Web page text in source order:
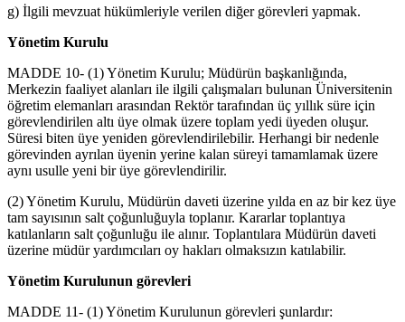
g) İlgili mevzuat hükümleriyle verilen diğer görevleri yapmak.
Yönetim Kurulu
MADDE 10- (1) Yönetim Kurulu; Müdürün başkanlığında,
Merkezin faaliyet alanları ile ilgili çalışmaları bulunan Üniversitenin
öğretim elemanları arasından Rektör tarafından üç yıllık süre için
görevlendirilen altı üye olmak üzere toplam yedi üyeden oluşur.
Süresi biten üye yeniden görevlendirilebilir. Herhangi bir nedenle
görevinden ayrılan üyenin yerine kalan süreyi tamamlamak üzere
aynı usulle yeni bir üye görevlendirilir.
(2) Yönetim Kurulu, Müdürün daveti üzerine yılda en az bir kez üye
tam sayısının salt çoğunluğuyla toplanır. Kararlar toplantıya
katılanların salt çoğunluğu ile alınır. Toplantılara Müdürün daveti
üzerine müdür yardımcıları oy hakları olmaksızın katılabilir.
Yönetim Kurulunun görevleri
MADDE 11- (1) Yönetim Kurulunun görevleri şunlardır: